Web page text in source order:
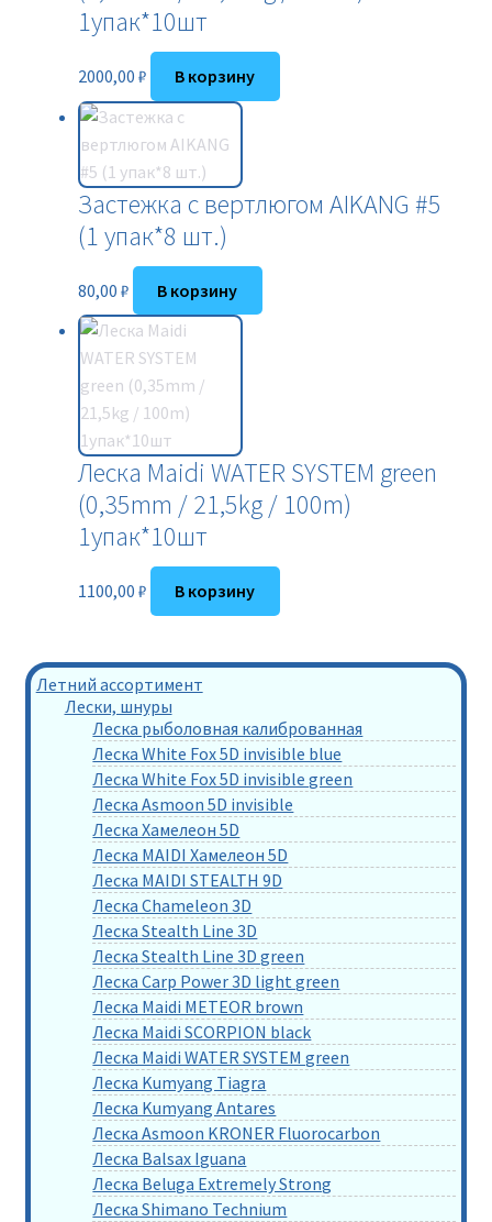
1упак*10шт
2000,00 ₽ В корзину
Застежка с вертлюгом AIKANG #5
(1 упак*8 шт.)
80,00 ₽ В корзину
Леска Maidi WATER SYSTEM green
(0,35mm / 21,5kg / 100m)
1упак*10шт
1100,00 ₽ В корзину
Летний ассортимент
Лески, шнуры
Леска рыболовная калиброванная
Леска White Fox 5D invisible blue
Леска White Fox 5D invisible green
Леска Asmoon 5D invisible
Леска Хамелеон 5D
Леска MAIDI Хамелеон 5D
Леска MAIDI STEALTH 9D
Леска Chameleon 3D
Леска Stealth Line 3D
Леска Stealth Line 3D green
Леска Carp Power 3D light green
Леска Maidi METEOR brown
Леска Maidi SCORPION black
Леска Maidi WATER SYSTEM green
Леска Kumyang Tiagra
Леска Kumyang Antares
Леска Asmoon KRONER Fluorocarbon
Леска Balsax Iguana
Леска Beluga Extremely Strong
Леска Shimano Technium